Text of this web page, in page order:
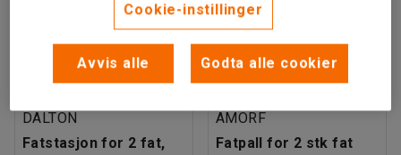
DALTON
Fatstasjon for 2 fat,
AMORF
Fatpall for 2 stk fat
Cookie-instillinger
Avvis alle Godta alle cookier